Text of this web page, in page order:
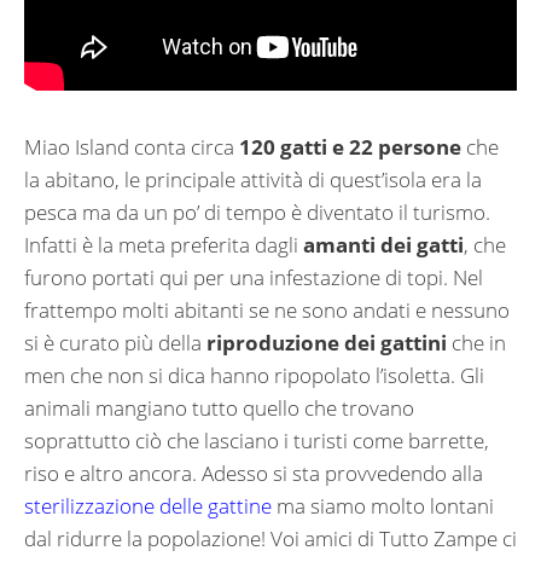
Miao Island conta circa 120 gatti e 22 persone che
la abitano, le principale attività di quest’isola era la
pesca ma da un po’ di tempo è diventato il turismo.
Infatti è la meta preferita dagli amanti dei gatti, che
furono portati qui per una infestazione di topi. Nel
frattempo molti abitanti se ne sono andati e nessuno
si è curato più della riproduzione dei gattini che in
men che non si dica hanno ripopolato l’isoletta. Gli
animali mangiano tutto quello che trovano
soprattutto ciò che lasciano i turisti come barrette,
riso e altro ancora. Adesso si sta provvedendo alla
sterilizzazione delle gattine ma siamo molto lontani
dal ridurre la popolazione! Voi amici di Tutto Zampe ci